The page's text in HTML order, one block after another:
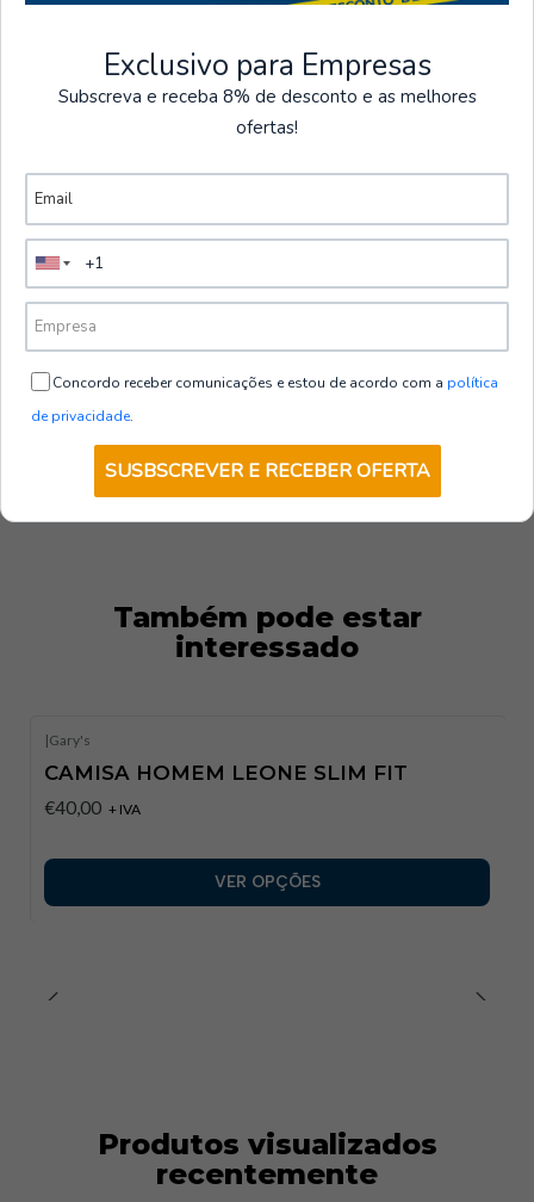
Camisas
Ver mais produtos
CAMISA HOMEM MATTIA SLIM FIT
GANGA LAVADO
de€38,00 + IVA
VER OPÇÕES
Também pode estar
interessado
|Gary's
CAMISA HOMEM LEONE SLIM FIT
€40,00 + IVA
VER OPÇÕES
Produtos visualizados
recentemente
Exclusivo para Empresas
Subscreva e receba 8% de desconto e as melhores
ofertas!
Concordo receber comunicações e estou de acordo com a política
de privacidade.
SUSBSCREVER E RECEBER OFERTA